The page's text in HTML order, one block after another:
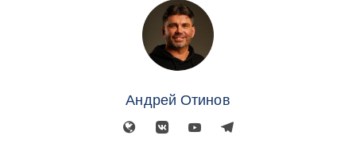
Андрей Отинов